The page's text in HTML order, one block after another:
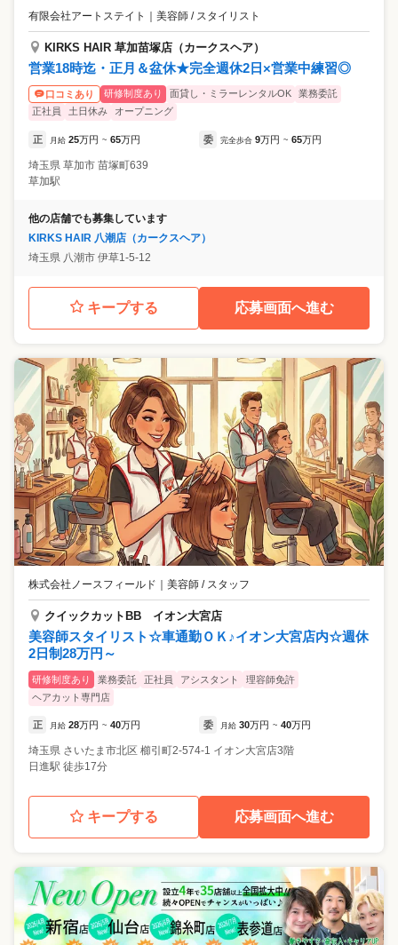
有限会社アートステイト ｜ 美容師 / スタイリスト
KIRKS HAIR 草加苗塚店（カークスヘア）
営業18時迄・正月＆盆休★完全週休2日×営業中練習◎
口コミあり 研修制度あり 面貸し・ミラーレンタルOK
業務委託
正社員
土日休み オープニング
正 月給 25万円 ~ 65万円 委 完全歩合 9万円 ~ 65万円
埼玉県 草加市 苗塚町639
草加駅
他の店舗でも募集しています
KIRKS HAIR 八潮店（カークスヘア）
埼玉県 八潮市 伊草1-5-12
キープする 応募画面へ進む
株式会社ノースフィールド 美容師 / スタッフ
クイックカットBB イオン大宮店
美容師スタイリスト☆車通勤ＯＫ♪イオン大宮店内☆週休
2日制28万円～
研修制度あり 業務委託 正社員 アシスタント
理容師免許
ヘアカット専門店
正 月給 28万円 ~ 40万円 委 月給 30万円 ~ 40万円
埼玉県 さいたま市北区 櫛引町2-574-1 イオン大宮店3階
日進駅 徒歩17分
キープする 応募画面へ進む